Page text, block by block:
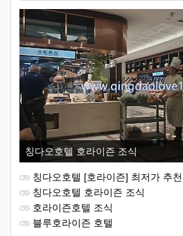
칭다오호텔 호라이즌 조식
칭다오호텔 [호라이즌] 최저가 추천
칭다오호텔 호라이즌 조식
호라이즌호텔 조식
블루호라이즌 호텔